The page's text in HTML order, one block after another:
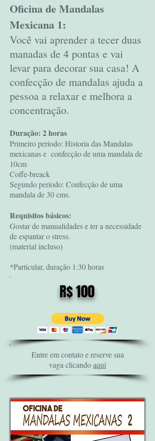
Oficina de Mandalas
Mexicana 1:
Você vai aprender a tecer duas
manadas de 4 pontas e vai
levar para decorar sua casa! A
confecção de mandalas ajuda a
pessoa a relaxar e melhora a
concentração.
Duração: 2 horas
Primeiro periodo: Historia das Mandalas
mexicanas e confecção de uma mandala de
10cm
Coffe-breack
Segundo período: Confecção de uma
mandala de 30 cms.
Requisitos básicos:
Gostar de manualidades e ter a necessidade
de espantar o stress.
(material incluso)
*Particular, duração 1:30 horas
R$ 100
Entre em contato e reserve sua
vaga clicandoaqui